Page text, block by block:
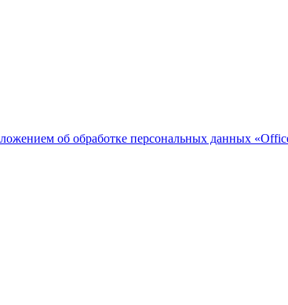
об обработке персональных данных